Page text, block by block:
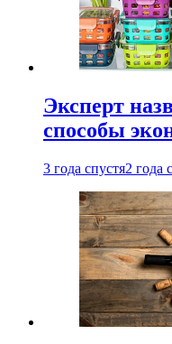
Эксперт
способы
3 года спустя2 года